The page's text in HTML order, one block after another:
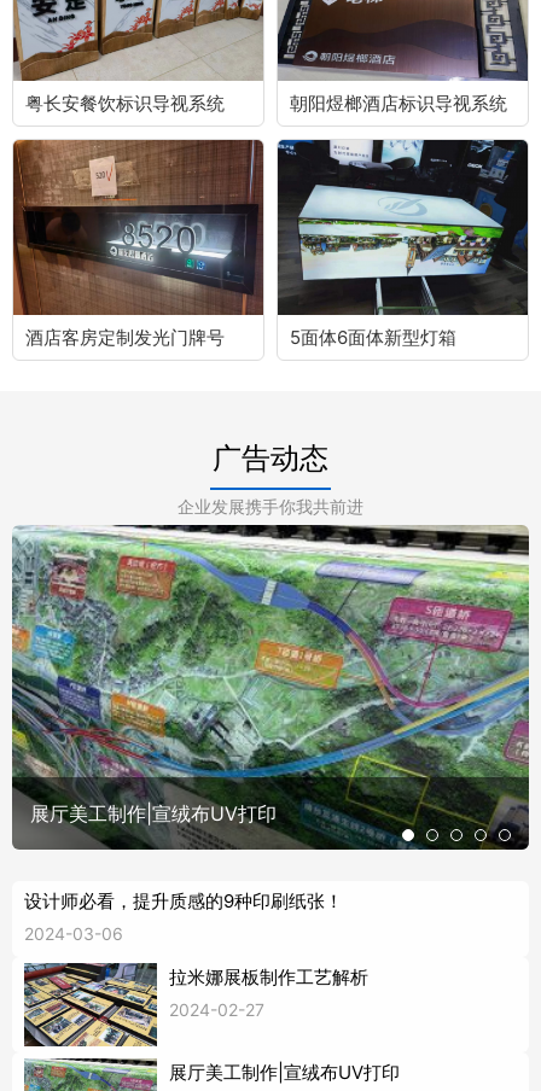
粤长安餐饮标识导视系统 朝阳煜榔酒店标识导视系统
酒店客房定制发光门牌号 5面体6面体新型灯箱
广告动态
企业发展携手你我共前进
展厅美工制作|宣绒布UV打印
设计师必看，提升质感的9种印刷纸张！
2024-03-06
拉米娜展板制作工艺解析
2024-02-27
展厅美工制作|宣绒布UV打印